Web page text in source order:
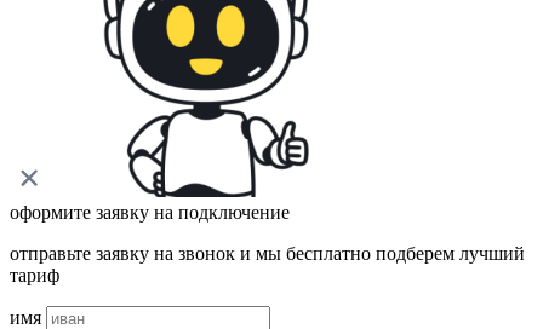
оформите заявку на подключение
отправьте заявку на звонок и мы бесплатно подберем лучший
тариф
имя